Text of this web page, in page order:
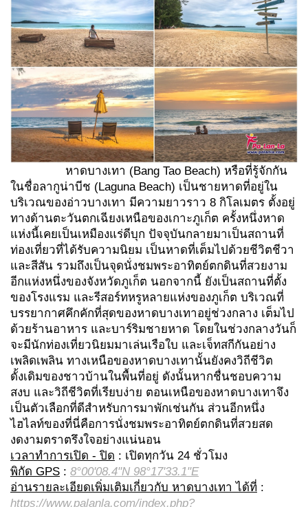
หาดบางเทา (Bang Tao Beach) หรือที่รู้จักกัน
ในชื่อลากูน่าบีช (Laguna Beach) เป็นชายหาดที่อยู่ใน
บริเวณของอ่าวบางเทา มีความยาวราว 8 กิโลเมตร ตั้งอยู่
ทางด้านตะวันตกเฉียงเหนือของเกาะภูเก็ต ครั้งหนึ่งหาด
แห่งนี้เคยเป็นเหมืองแร่ดีบุก ปัจจุบันกลายมาเป็นสถานที่
ท่องเที่ยวที่ได้รับความนิยม เป็นหาดที่เต็มไปด้วยชีวิตชีวา
และสีสัน รวมถึงเป็นจุดนั่งชมพระอาทิตย์ตกดินที่สวยงาม
อีกแห่งหนึ่งของจังหวัดภูเก็ต นอกจากนี้ ยังเป็นสถานที่ตั้ง
ของโรงแรม และรีสอร์ทหรูหลายแห่งของภูเก็ต บริเวณที่
บรรยากาศคึกคักที่สุดของหาดบางเทาอยู่ช่วงกลาง เต็มไป
ด้วยร้านอาหาร และบาร์ริมชายหาด โดยในช่วงกลางวันก็
จะมีนักท่องเที่ยวนิยมมาเล่นเรือใบ และเจ็ทสกีกันอย่าง
เพลิดเพลิน ทางเหนือของหาดบางเทานั้นยังคงวิถีชีวิต
ดั้งเดิมของชาวบ้านในพื้นที่อยู่ ดังนั้นหากชื่นชอบความ
สงบ และวิถีชีวิตที่เรียบง่าย ตอนเหนือของหาดบางเทาจึง
เป็นตัวเลือกที่ดีสำหรับการมาพักเช่นกัน ส่วนอีกหนึ่ง
ไฮไลท์ของที่นี่คือการนั่งชมพระอาทิตย์ตกดินที่สวยสด
งดงามตราตรึงใจอย่างแน่นอน
เวลาทำการเปิด - ปิด : เปิดทุกวัน 24 ชั่วโมง
พิกัด GPS : 8°00'08.4"N 98°17'33.1"E
อ่านรายละเอียดเพิ่มเติมเกี่ยวกับ หาดบางเทา ได้ที่ :
https://www.palanla.com/index.php?